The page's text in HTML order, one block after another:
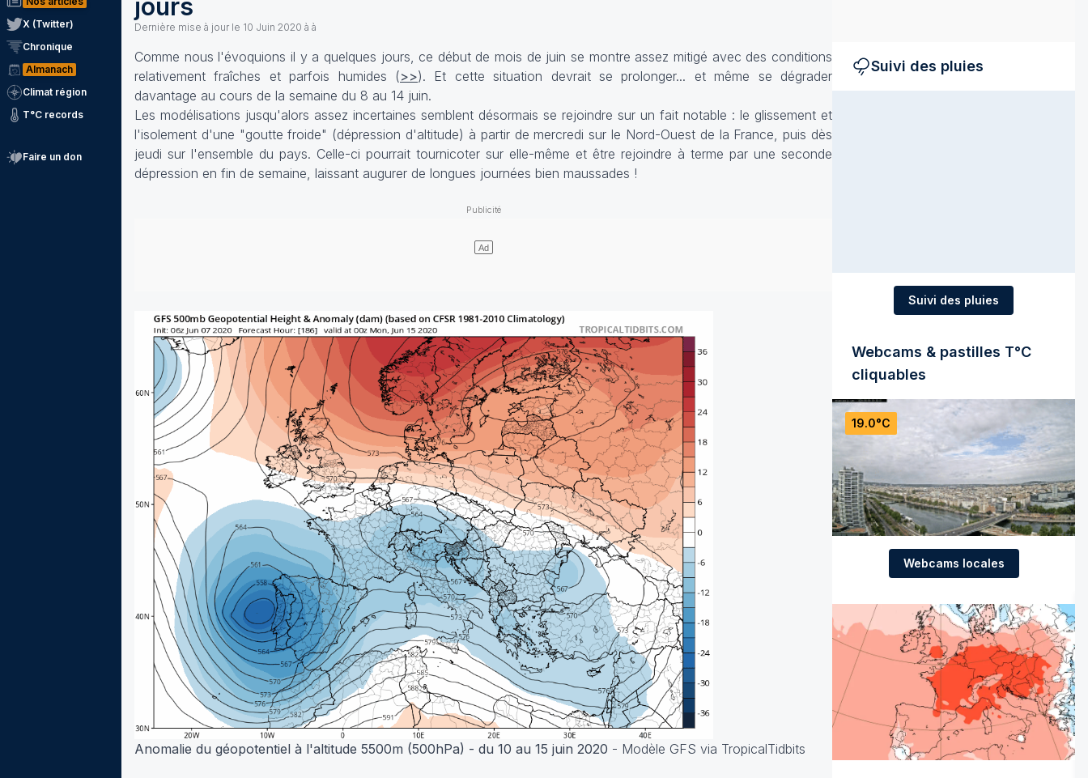
X (Twitter)
Chronique
Almanach
Climat région
T°C records
Faire un don
jours
Dernière mise à jour le 10 Juin 2020 à à
Comme nous l'évoquions il y a quelques jours, ce début de mois de juin se montre assez mitigé avec des conditions
relativement fraîches et parfois humides (>>). Et cette situation devrait se prolonger... et même se dégrader
davantage au cours de la semaine du 8 au 14 juin.
Les modélisations jusqu'alors assez incertaines semblent désormais se rejoindre sur un fait notable : le glissement et
l'isolement d'une "goutte froide" (dépression d'altitude) à partir de mercredi sur le Nord-Ouest de la France, puis dès
jeudi sur l'ensemble du pays. Celle-ci pourrait tournicoter sur elle-même et être rejoindre à terme par une seconde
dépression en fin de semaine, laissant augurer de longues journées bien maussades !
Anomalie du géopotentiel à l'altitude 5500m (500hPa) - du 10 au 15 juin 2020 - Modèle GFS via TropicalTidbits
Suivi des pluies
Suivi des pluies
Webcams & pastilles T°C
cliquables
19.0°C
Webcams locales